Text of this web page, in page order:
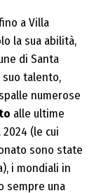
a Villa
la sua abilità,
di Santa
suo talento,
numerose
alle ultime
(le cui
sono state
i mondiali in
sempre una